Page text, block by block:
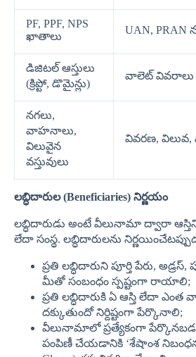
PF, PPF, NPS
ఖాతాలు
UAN, PRAN
డిజిటల్ ఆస్తులు
(క్రిప్టో, డొమైన్లు)
వాలెట్ వివరాలు
నగలు,
వాహనాలు,
విలువైన
వస్తువులు
వివరణ, విలువ,
లబ్ధిదారుల (Beneficiaries) నిర్ణయం
లబ్ధిదారుడు అంటే వీలునామా ద్వారా ఆస్తిని
లేదా సంస్థ. లబ్ధిదారులను
ప్రతి లబ్ధిదారుని పూర్తి పేరు, అడ్రస్,
మీతో సంబంధం స్పష్టంగా రాయాలి;
ప్రతి లబ్ధిదారుకి ఏ ఆస్తి లేదా ఎంత
దక్కుతుందో నిర్దిష్టంగా పేర్కొనాలి;
వీలునామాలో ప్రత్యేకంగా పేర్కొనబడని
పంపిణీ చేయడానికి ‘శేషాంశ నిబంధన’